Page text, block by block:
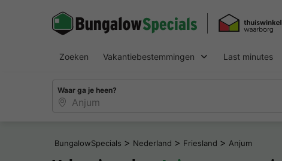
Zoeken Vakantiebestemmingen Last minutes
Waar ga je heen?
BungalowSpecials > Nederland > Friesland > Anjum